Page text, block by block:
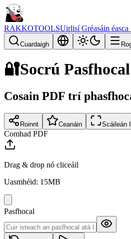
RAKKOTOOLSUirlisí Gréasáin éasca
Cuardaigh
🔐Socrú
Cosain PDF trí
Roinnt Ceanáin Scáileán
Comhad PDF
Drag & drop nó cliceáil
Uasmhéid: 15MB
Pasfhocal